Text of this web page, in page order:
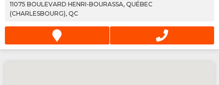
11075 BOULEVARD HENRI-BOURASSA, QUÉBEC
(CHARLESBOURG), QC